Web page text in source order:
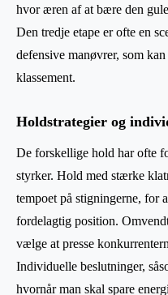
hvor æren af at bære den
Den tredje etape er ofte en
defensive manøvrer, som
klassement.
Holdstrategier og
De forskellige hold har ofte
styrker. Hold med stærke
tempoet på stigningerne, for
fordelagtig position.
vælge at presse
Individuelle beslutninger,
hvornår man skal spare